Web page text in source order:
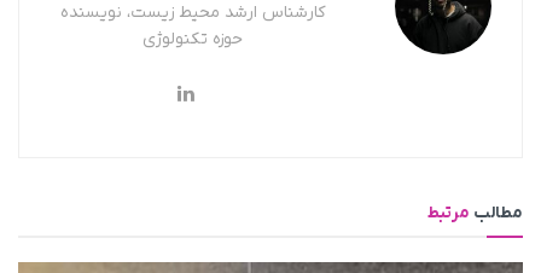
کارشناس ارشد محیط زیست، نویسنده
حوزه تکنولوژی
مطالب مرتبط